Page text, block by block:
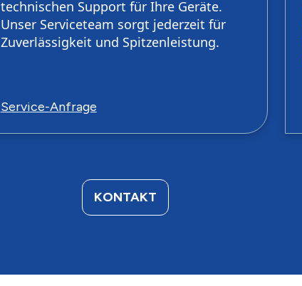
technischen Support für Ihre Geräte.
Unser Serviceteam sorgt jederzeit für
Zuverlässigkeit und Spitzenleistung.
Service-Anfrage
KONTAKT